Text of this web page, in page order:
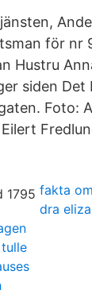
för nr
Hustru
siden Det
Foto:
fakta
dra